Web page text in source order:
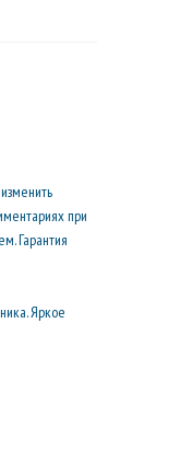
при
Гарантия
Яркое